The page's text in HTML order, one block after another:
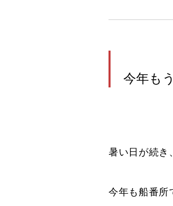
今年も
暑い日が続き
今年も船番所